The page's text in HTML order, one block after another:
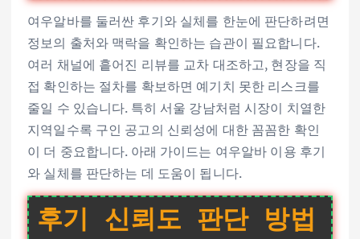
여우알바를 둘러싼 후기와 실체를 한눈에 판단하려면
정보의 출처와 맥락을 확인하는 습관이 필요합니다.
여러 채널에 흩어진 리뷰를 교차 대조하고, 현장을 직
접 확인하는 절차를 확보하면 예기치 못한 리스크를
줄일 수 있습니다. 특히 서울 강남처럼 시장이 치열한
지역일수록 구인 공고의 신뢰성에 대한 꼼꼼한 확인
이 더 중요합니다. 아래 가이드는 여우알바 이용 후기
와 실체를 판단하는 데 도움이 됩니다.
후기 신뢰도 판단 방법